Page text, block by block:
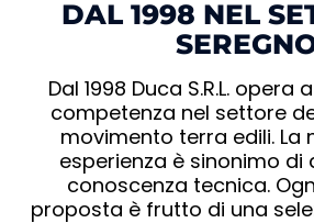
DAL 1998 NEL
Dal 1998 Duca S.R.L. opera
competenza nel settore
movimento terra edili. La
esperienza è sinonimo
conoscenza tecnica.
proposta è frutto di una